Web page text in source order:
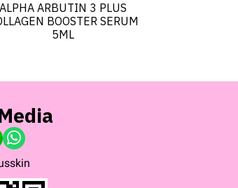
ALPHA ARBUTIN 3 PLUS
BOOSTER SERUM
5ML